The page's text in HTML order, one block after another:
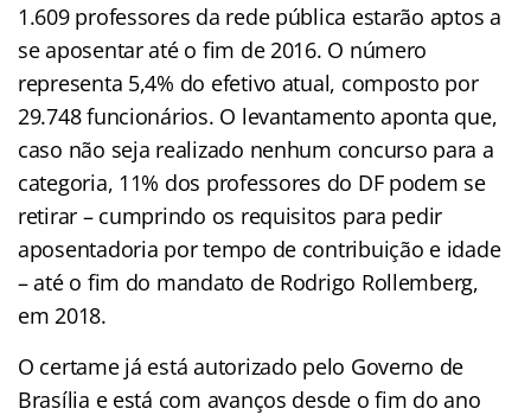
1.609 professores da rede pública estarão aptos a
se aposentar até o fim de 2016. O número
representa 5,4% do efetivo atual, composto por
29.748 funcionários. O levantamento aponta que,
caso não seja realizado nenhum concurso para a
categoria, 11% dos professores do DF podem se
retirar – cumprindo os requisitos para pedir
aposentadoria por tempo de contribuição e idade
– até o fim do mandato de Rodrigo Rollemberg,
em 2018.
O certame já está autorizado pelo Governo de
Brasília e está com avanços desde o fim do ano